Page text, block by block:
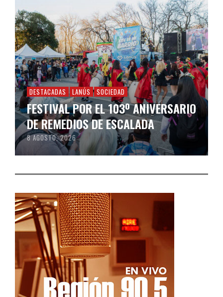
DESTACADAS LANÚS SOCIEDAD
FESTIVAL POR EL 103º ANIVERSARIO
DE REMEDIOS DE ESCALADA
8 AGOSTO, 2026